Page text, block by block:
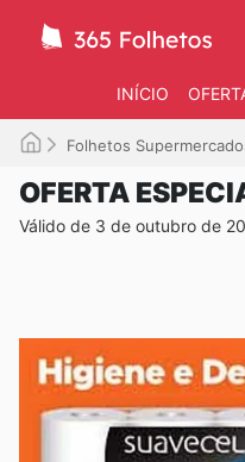
INÍCIO
Folhetos
OFERTA
Válido de 3 de outubro de